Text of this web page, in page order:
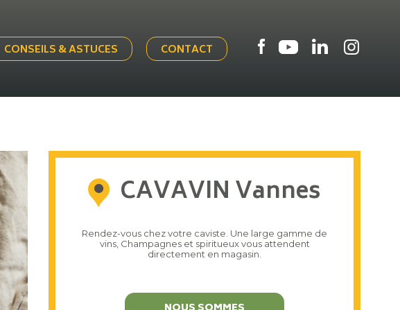
CONSEILS & ASTUCES CONTACT
CAVAVIN Vannes
Rendez-vous chez votre caviste. Une large gamme de
vins, Champagnes et spiritueux vous attendent
directement en magasin.